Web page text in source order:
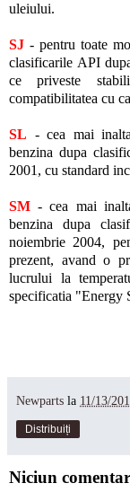
uleiului.
SJ - pentru toate
clasificarile API
ce priveste
compatibilitatea cu
SL - cea mai
benzina dupa
2001, cu standard
SM - cea mai
benzina dupa
noiembrie 2004,
prezent, avand o
lucrului la
specificatia "Energy
Newparts la 11/13/
Distribuiți
Niciun